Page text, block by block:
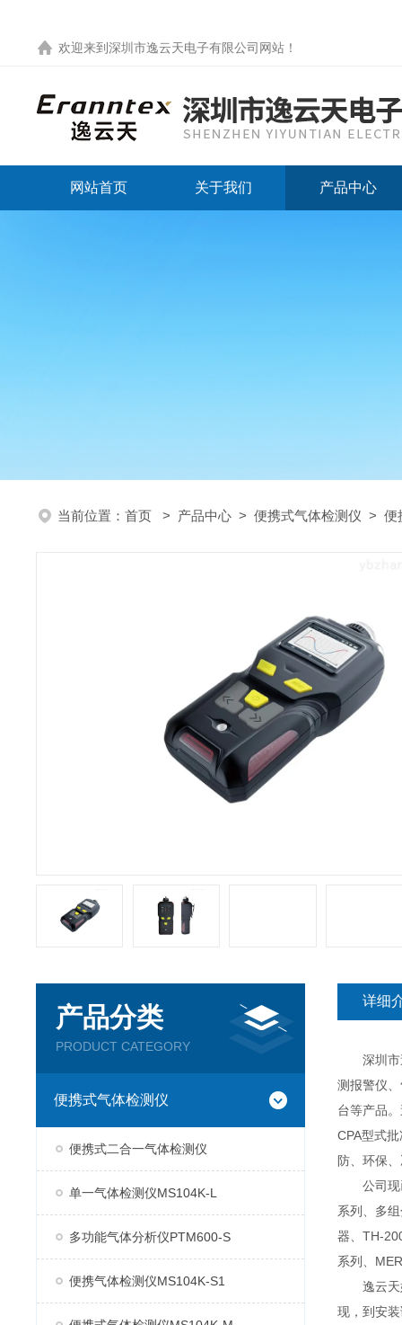
欢迎来到 深圳市逸云天电子有限公司网站 ！
网站首页 关于我们 产品中心
当前位置： 首页 > 产品中心 > 便携式气体检测仪 > 便
产品分类
PRODUCT CATEGORY
便携式气体检测仪
便携式二合一气体检测仪
单一气体检测仪MS104K-L
多功能气体分析仪PTM600-S
便携气体检测仪MS104K-S1
详细
深圳市逸
测报警仪
台等产品
CPA型式
防、环保
公司现已
系列、多
器、TH-
系列、
逸云天始
现，到安